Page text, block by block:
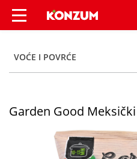
Garden Good
VOĆE I POVRĆE
Garden Good